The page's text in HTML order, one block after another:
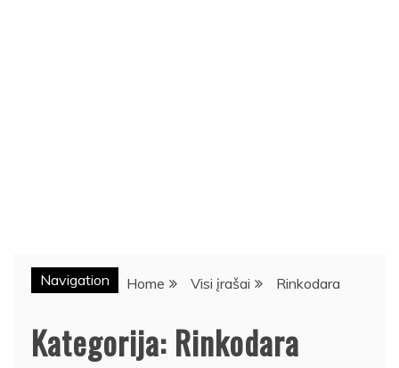
Navigation Home Visi įrašai Rinkodara
Kategorija: Rinkodara